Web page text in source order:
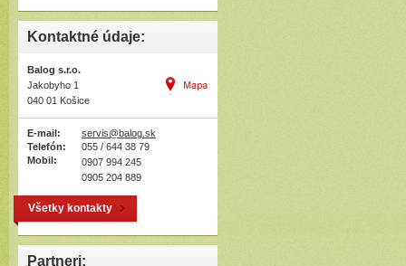
Kontaktné údaje:
Balog s.r.o.
Jakobyho 1
040 01 Košice
E-mail:
servis@balog.sk
Telefón:
055 / 644 38 79
Mobil:
0907 994 245
0905 204 889
Všetky kontakty
Partneri: